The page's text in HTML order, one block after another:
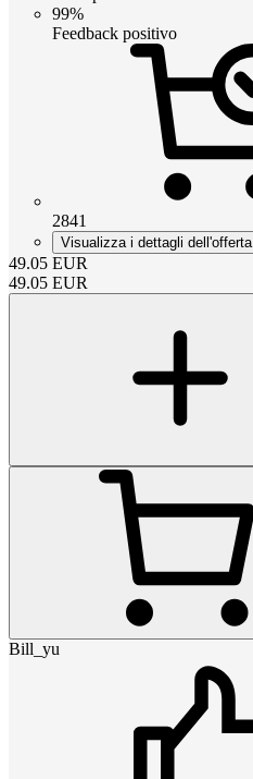
99%
Feedback positivo
2841
Visualizza i dettagli dell'offerta
49.05 EUR
49.05 EUR
Bill_yu